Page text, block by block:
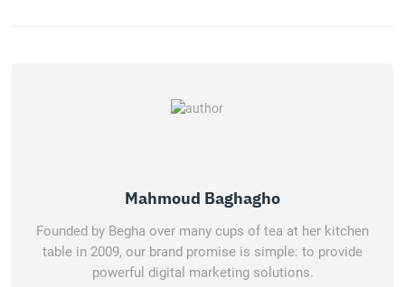
Mahmoud Baghagho
Founded by Begha over many cups of tea at her kitchen
table in 2009, our brand promise is simple: to provide
powerful digital marketing solutions.